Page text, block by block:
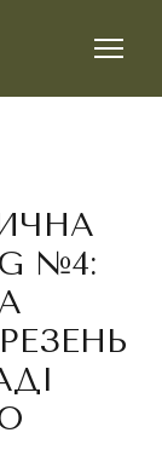
№4: